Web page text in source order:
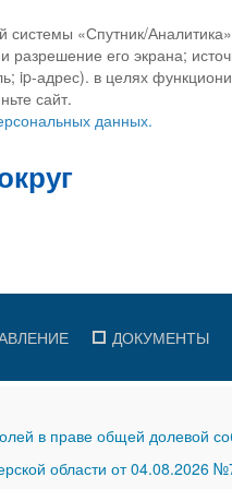
«Спутник/
его экрана;
адрес). в целях
сайт.
данных.
ДОКУМЕНТЫ
в праве общей долевой
области от 04.08.2026